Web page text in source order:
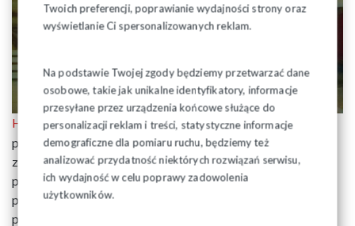
Twoich preferencji, poprawianie wydajności strony oraz
wyświetlanie Ci spersonalizowanych reklam.
Na podstawie Twojej zgody będziemy przetwarzać dane
osobowe, takie jak unikalne identyfikatory, informacje
przesyłane przez urządzenia końcowe służące do
personalizacji reklam i treści, statystyczne informacje
demograficzne dla pomiaru ruchu, będziemy też
analizować przydatność niektórych rozwiązań serwisu,
ich wydajność w celu poprawy zadowolenia
użytkowników.
Homilięwygłosił ks. Kanonik Ryszard Puciłowski - kapelan
podlaskiej "Solidarności". W kazaniu stwierdził, że dramat
zapoczątkowany śmiercią bł. ks. Jerzego Popiełuszki trwa
po dziś dzień i dokonuje się w życiu społecznym i
politycznym tam, gdzie brak jest przestrzegania i
poszanowania zasad demokracji. Kaznodzieja odniósł się